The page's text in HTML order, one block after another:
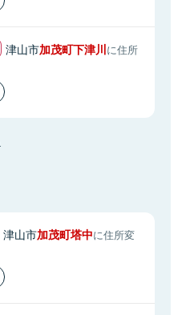
津山市加茂町下津川に住所
津山市加茂町塔中に住所変